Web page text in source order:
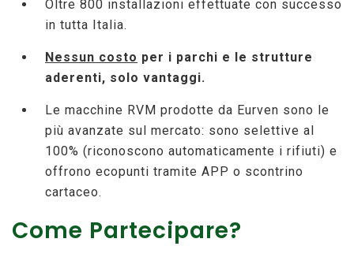
Oltre 800 installazioni effettuate con successo
in tutta Italia.
Nessun costo per i parchi e le strutture
aderenti, solo vantaggi.
Le macchine RVM prodotte da Eurven sono le
più avanzate sul mercato: sono selettive al
100% (riconoscono automaticamente i rifiuti) e
offrono ecopunti tramite APP o scontrino
cartaceo.
Come Partecipare?